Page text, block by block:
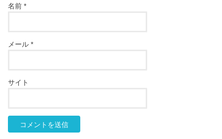
名前*
メール*
サイト